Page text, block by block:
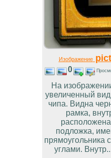
Изображение
0
На
увеличенный
чипа. Видна
рамка,
подложка,
прямоугольника
углами.